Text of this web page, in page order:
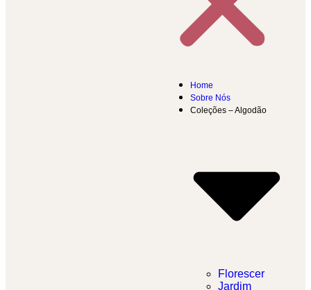
Home
Sobre Nós
Coleções – Algodão
Florescer
Jardim